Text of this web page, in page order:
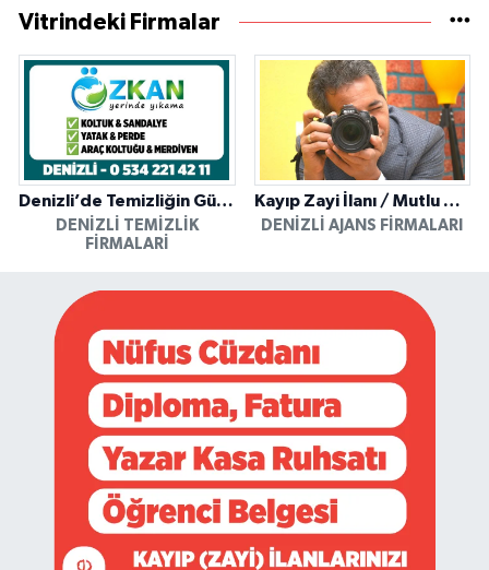
Vitrindeki Firmalar
Denizli’de Temizliğin Güvenilir Adresi: Özkan Yerinde Yıkama
DENIZLI TEMIZLIK
FIRMALARI
Kayıp Zayi İlanı / Mutlu Ajans / Denizli
DENIZLI AJANS FIRMALARI